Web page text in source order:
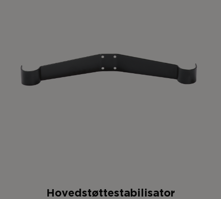
Hovedstøttestabilisator